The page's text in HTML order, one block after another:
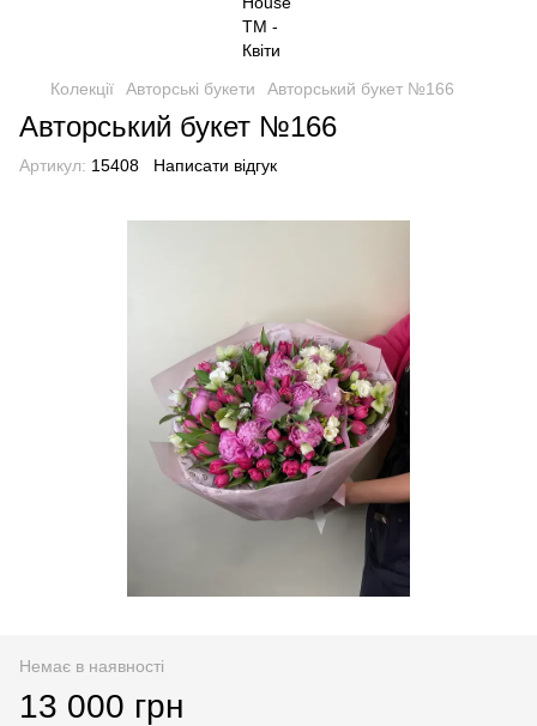
Колекції Авторські букети Авторський букет №166
Авторський букет №166
Артикул: 15408 Написати відгук
Немає в наявності
13 000 грн